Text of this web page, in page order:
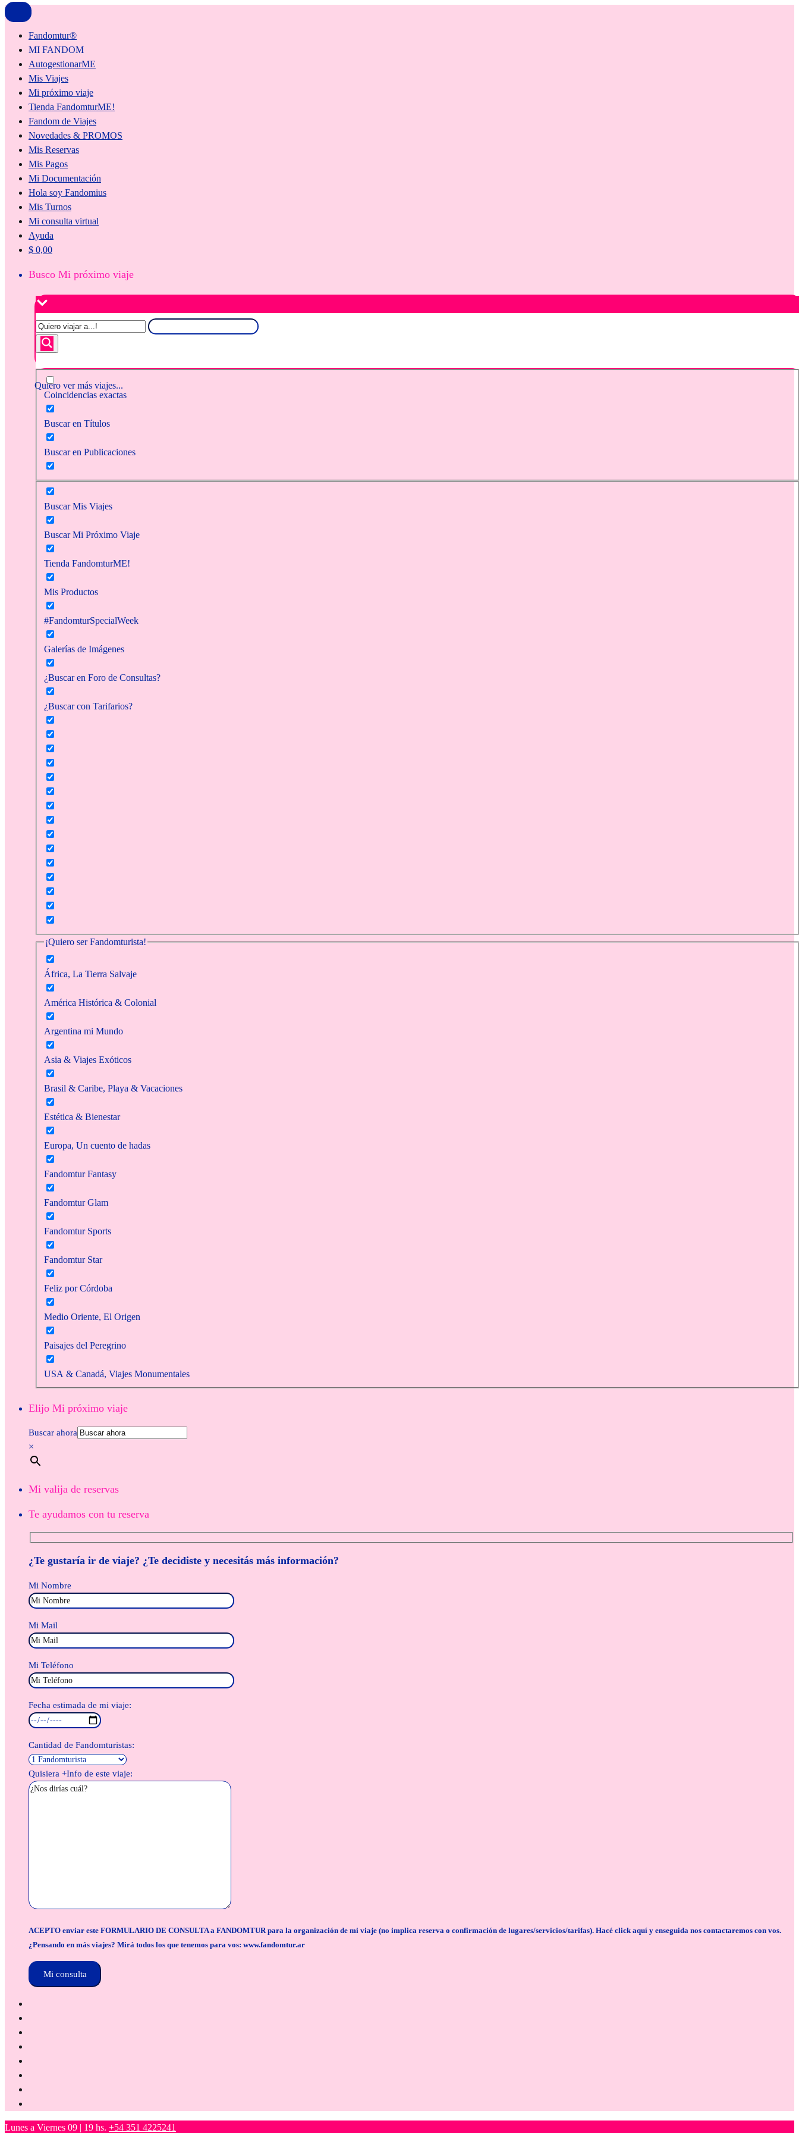
Fandomtur®
MI FANDOM
AutogestionarME
Mis Viajes
Mi próximo viaje
Tienda FandomturME!
Fandom de Viajes
Novedades & PROMOS
Mis Reservas
Mis Pagos
Mi Documentación
Hola soy Fandomius
Mis Turnos
Mi consulta virtual
Ayuda
$ 0,00
Busco Mi próximo viaje
Quiero ver más viajes...
Coincidencias exactas
Buscar en Títulos
Buscar en Publicaciones
Buscar Mis Viajes
Buscar Mi Próximo Viaje
Tienda FandomturME!
Mis Productos
#FandomturSpecialWeek
Galerías de Imágenes
¿Buscar en Foro de Consultas?
¿Buscar con Tarifarios?
¡Quiero ser Fandomturista!
África, La Tierra Salvaje
América Histórica & Colonial
Argentina mi Mundo
Asia & Viajes Exóticos
Brasil & Caribe, Playa & Vacaciones
Estética & Bienestar
Europa, Un cuento de hadas
Fandomtur Fantasy
Fandomtur Glam
Fandomtur Sports
Fandomtur Star
Feliz por Córdoba
Medio Oriente, El Origen
Paisajes del Peregrino
USA & Canadá, Viajes Monumentales
Elijo Mi próximo viaje
Buscar ahora
×
Mi valija de reservas
Te ayudamos con tu reserva
¿Te gustaría ir de viaje? ¿Te decidiste y necesitás más información?
Mi Nombre
Mi Mail
Mi Teléfono
Fecha estimada de mi viaje:
Cantidad de Fandomturistas:
Quisiera +Info de este viaje:
ACEPTO enviar este FORMULARIO DE CONSULTA a FANDOMTUR para la organización de mi viaje (no implica reserva o confirmación de lugares/servicios/tarifas). Hacé click aquí y enseguida nos contactaremos con vos.
¿Pensando en más viajes? Mirá todos los que tenemos para vos: www.fandomtur.ar
Lunes a Viernes 09 | 19 hs. +54 351 4225241